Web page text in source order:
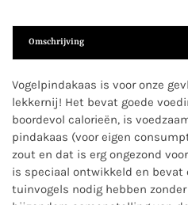
Omschrijving
Vogelpindakaas is voor onze
lekkernij! Het bevat goede
boordevol calorieën, is
pindakaas (voor eigen
zout en dat is erg ongezond
is speciaal ontwikkeld en
tuinvogels nodig hebben